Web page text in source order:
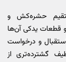
حشره‌کش و
قطعات یدکی آن‌ها
و درخواست
گشترده‌تری از